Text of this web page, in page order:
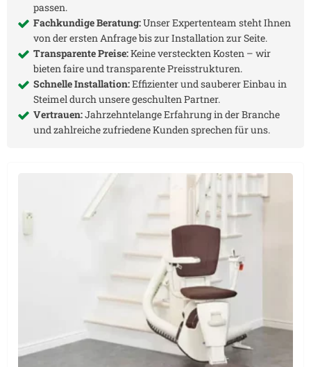
passen.
Fachkundige Beratung:Unser Expertenteam steht Ihnen
von der ersten Anfrage bis zur Installation zur Seite.
Transparente Preise:Keine versteckten Kosten – wir
bieten faire und transparente Preisstrukturen.
Schnelle Installation:Effizienter und sauberer Einbau in
Steimeldurch unsere geschulten Partner.
Vertrauen:Jahrzehntelange Erfahrung in der Branche
und zahlreiche zufriedene Kunden sprechen für uns.